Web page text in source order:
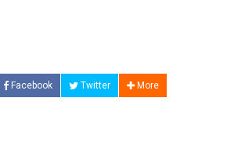
Facebook Twitter More